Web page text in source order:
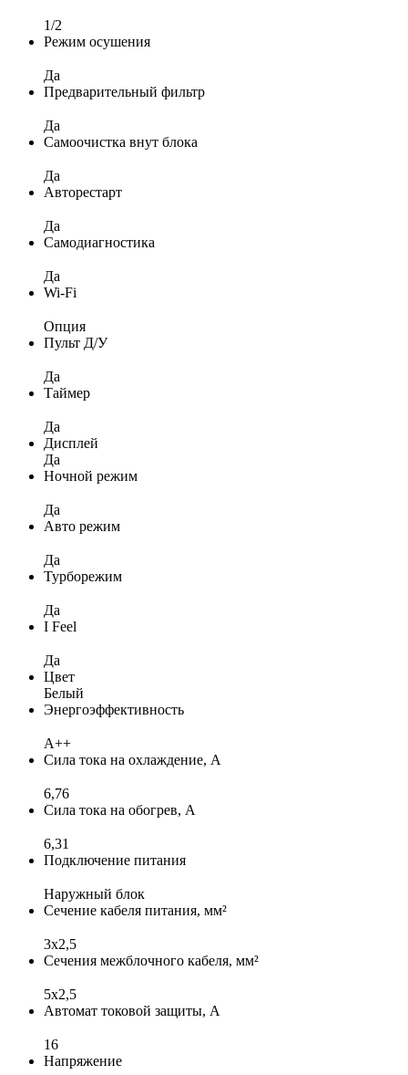
1/2
Режим осушения
Да
Предварительный фильтр
Да
Самоочистка внут блока
Да
Авторестарт
Да
Самодиагностика
Да
Wi-Fi
Опция
Пульт Д/У
Да
Таймер
Да
Дисплей
Да
Ночной режим
Да
Авто режим
Да
Турборежим
Да
I Feel
Да
Цвет
Белый
Энергоэффективность
A++
Сила тока на охлаждение, А
6,76
Сила тока на обогрев, А
6,31
Подключение питания
Наружный блок
Сечение кабеля питания, мм²
3х2,5
Сечения межблочного кабеля, мм²
5x2,5
Автомат токовой защиты, А
16
Напряжение